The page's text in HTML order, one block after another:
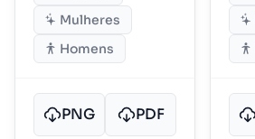
Mulheres
Homens
PNG PDF